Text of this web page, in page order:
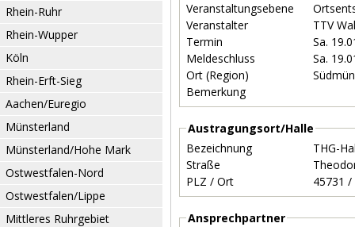
Rhein-Ruhr
Rhein-Wupper
Köln
Rhein-Erft-Sieg
Aachen/Euregio
Münsterland
Münsterland/Hohe Mark
Ostwestfalen-Nord
Ostwestfalen/Lippe
Mittleres Ruhrgebiet
Veranstaltungsebene
Veranstalter
TTV
Termin
Sa.
Meldeschluss
Sa.
Ort (Region)
Bemerkung
Austragungsort/Halle
Bezeichnung
THG-
Straße
PLZ / Ort
Ansprechpartner